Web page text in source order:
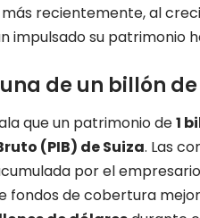
recientemente, al
impulsado su patrimonio
de un billón
que un patrimonio de1
(PIB) de Suiza. Las
por el
fondos de cobertura